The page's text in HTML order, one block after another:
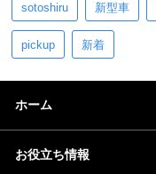
sotoshiru 新型車
pickup 新着
ホーム
お役立ち情報